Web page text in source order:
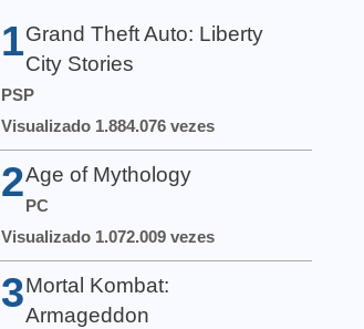
1 Grand Theft Auto: Liberty
City Stories
PSP
Visualizado 1.884.076 vezes
2Age of Mythology
PC
Visualizado 1.072.009 vezes
3 Mortal Kombat:
Armageddon